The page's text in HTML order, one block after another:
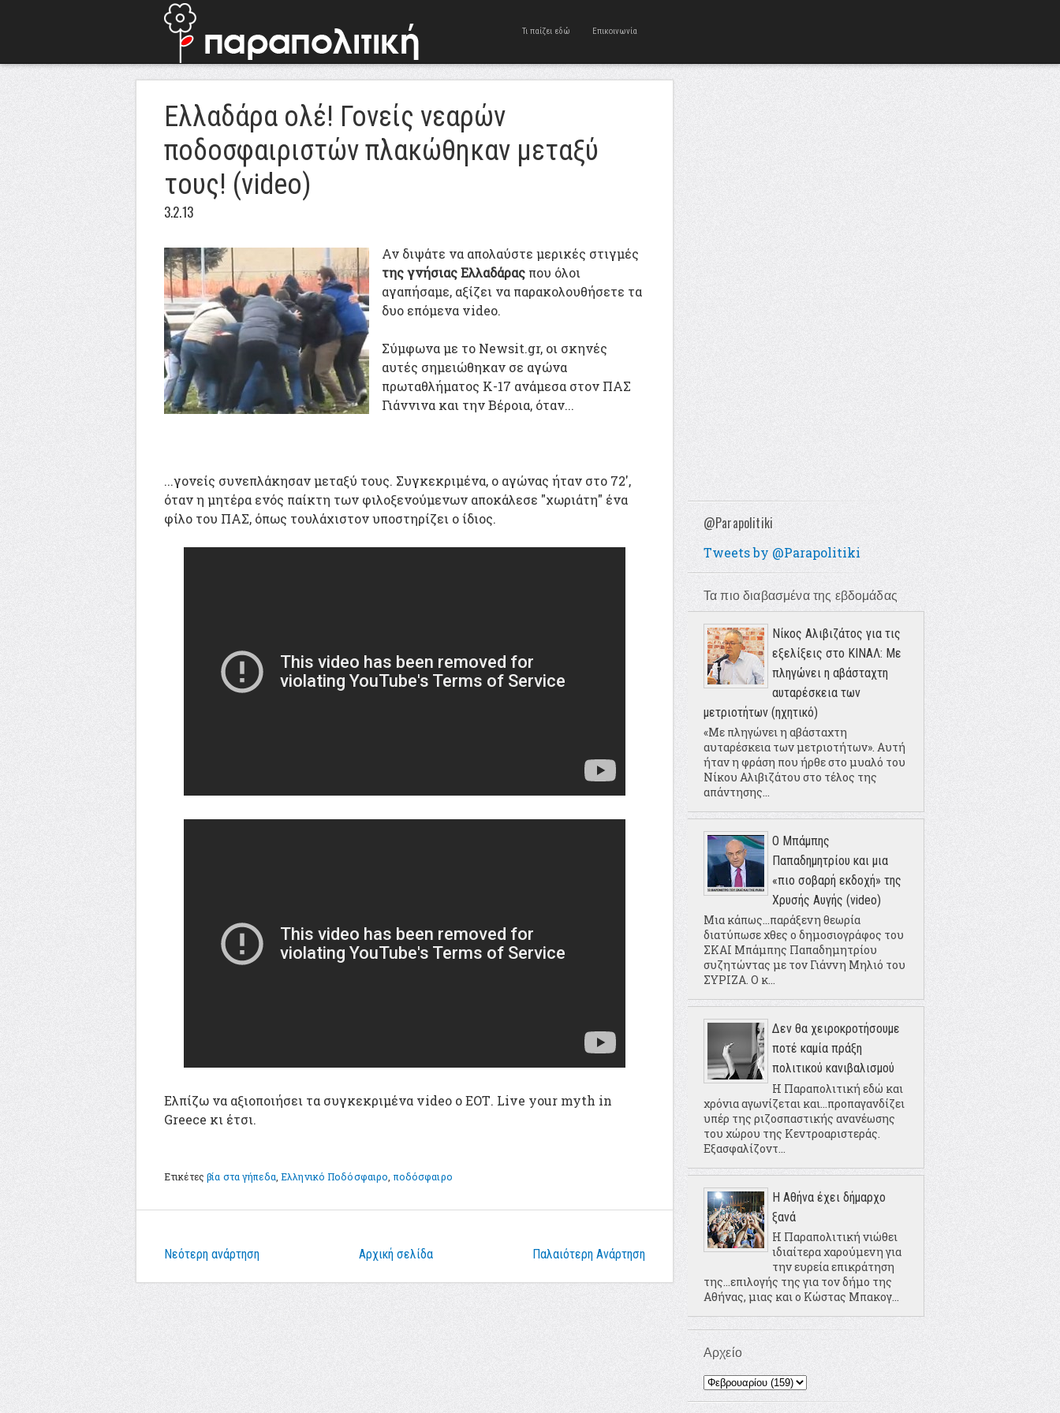
Τι παίζει εδώ Επικοινωνία
Ελλαδάρα ολέ! Γονείς νεαρών
ποδοσφαιριστών πλακώθηκαν μεταξύ
τους! (video)
3.2.13
Αν διψάτε να απολαύστε μερικές στιγμές
της γνήσιας Ελλαδάρας που όλοι
αγαπήσαμε, αξίζει να παρακολουθήσετε τα
δυο επόμενα video.
Σύμφωνα με το Newsit.gr, οι σκηνές
αυτές σημειώθηκαν σε αγώνα
πρωταθλήματος Κ-17 ανάμεσα στον ΠΑΣ
Γιάννινα και την Βέροια, όταν...
...γονείς συνεπλάκησαν μεταξύ τους. Συγκεκριμένα, ο αγώνας ήταν στο 72',
όταν η μητέρα ενός παίκτη των φιλοξενούμενων αποκάλεσε "χωριάτη" ένα
φίλο του ΠΑΣ, όπως τουλάχιστον υποστηρίζει ο ίδιος.
Ελπίζω να αξιοποιήσει τα συγκεκριμένα video ο ΕΟΤ. Live your myth in
Greece κι έτσι.
Ετικέτεςβία στα γήπεδα ,Ελληνικό Ποδόσφαιρο ποδόσφαιρο
Νεότερη ανάρτηση Παλαιότερη Ανάρτηση
Αρχική σελίδα
@Parapolitiki
Tweets by @Parapolitiki
Τα πιο διαβασμένα της εβδομάδας
Νίκος Αλιβιζάτος για τις
εξελίξεις στο ΚΙΝΑΛ: Με
πληγώνει η αβάσταχτη
αυταρέσκεια των
μετριοτήτων (ηχητικό)
«Με πληγώνει η αβάσταχτη
αυταρέσκεια των μετριοτήτων». Αυτή
ήταν η φράση που ήρθε στο μυαλό του
Νίκου Αλιβιζάτου στο τέλος της
απάντησης...
Ο Μπάμπης
Παπαδημητρίου και μια
«πιο σοβαρή εκδοχή» της
Χρυσής Αυγής (video)
Μια κάπως...παράξενη θεωρία
διατύπωσε χθες ο δημοσιογράφος του
ΣΚΑΙ Μπάμπης Παπαδημητρίου
συζητώντας με τον Γιάννη Μηλιό του
ΣΥΡΙΖΑ. Ο κ...
Δεν θα χειροκροτήσουμε
ποτέ καμία πράξη
πολιτικού κανιβαλισμού
Η Παραπολιτική εδώ και
χρόνια αγωνίζεται και...προπαγανδίζει
υπέρ της ριζοσπαστικής ανανέωσης
του χώρου της Κεντροαριστεράς.
Εξασφαλίζοντ...
Η Αθήνα έχει δήμαρχο
ξανά
Η Παραπολιτική νιώθει
ιδιαίτερα χαρούμενη για
την ευρεία επικράτηση
της...επιλογής της για τον δήμο της
Αθήνας, μιας και ο Κώστας Μπακογ...
Αρχείο